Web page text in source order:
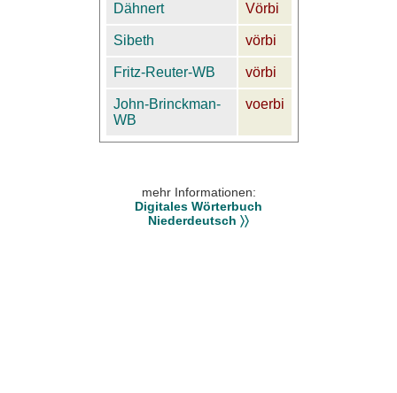
Dähnert Vörbi
Sibeth vörbi
Fritz-Reuter-WB vörbi
John-Brinckman-
WB
voerbi
mehr Informationen:
Digitales Wörterbuch
Niederdeutsch 〉〉